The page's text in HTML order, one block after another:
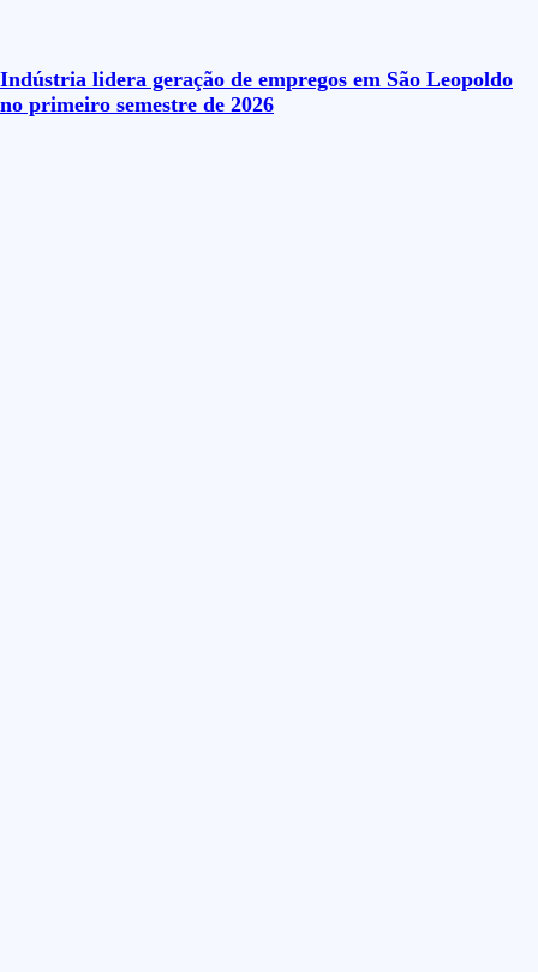
Indústria lidera geração de empregos em São Leopoldo
no primeiro semestre de 2026